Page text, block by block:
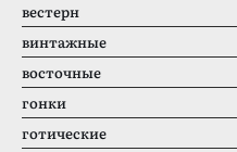
вестерн
винтажные
восточные
гонки
готические